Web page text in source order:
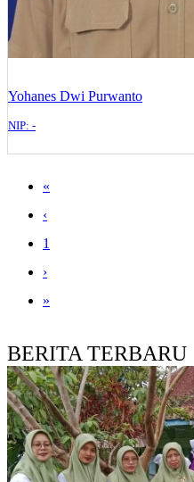
Yohanes Dwi Purwanto
NIP: -
«
‹
1
›
»
BERITA TERBARU